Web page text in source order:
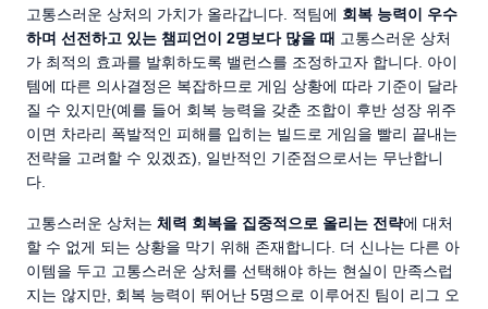
고통스러운 상처의 가치가 올라갑니다. 적팀에 회복 능력이 우수
하며 선전하고 있는 챔피언이 2명보다 많을 때 고통스러운 상처
가 최적의 효과를 발휘하도록 밸런스를 조정하고자 합니다. 아이
템에 따른 의사결정은 복잡하므로 게임 상황에 따라 기준이 달라
질 수 있지만(예를 들어 회복 능력을 갖춘 조합이 후반 성장 위주
이면 차라리 폭발적인 피해를 입히는 빌드로 게임을 빨리 끝내는
전략을 고려할 수 있겠죠), 일반적인 기준점으로서는 무난합니
다.
고통스러운 상처는 체력 회복을 집중적으로 올리는 전략에 대처
할 수 없게 되는 상황을 막기 위해 존재합니다. 더 신나는 다른 아
이템을 두고 고통스러운 상처를 선택해야 하는 현실이 만족스럽
지는 않지만, 회복 능력이 뛰어난 5명으로 이루어진 팀이 리그 오